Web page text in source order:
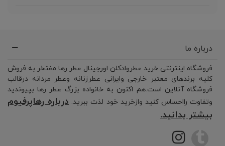
درباره ما
فروشگاه اینترنتی خرید عطروادکلن اورجینال عطر رها مفتخر به فروش
کلیه برندهای معتبر خارجی وایرانی عطرزنانه وعطر مردانه درقالب
فروشگاه آنلاین است.هم اکنون به خانواده بزرگ عطر رها بپیوندید
وتفاوت رااحساس کنید وازخرید خود لذت ببرید. درباره رهاپرفیوم
بیشتر بدانید.